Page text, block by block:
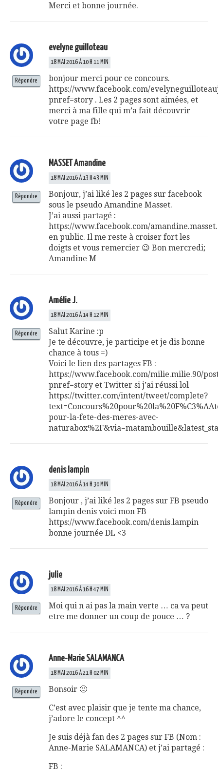
Merci et bonne journée.
evelyne guilloteau
18 MAI 2016 À 10 H 11 MIN
bonjour merci pour ce concours.
https://www.facebook.com/
pnref=story . Les 2 pages sont aimées, et
merci à ma fille qui m’a fait découvrir
votre page fb!
Répondre
MASSET Amandine
18 MAI 2016 À 13 H 43 MIN
Bonjour, j’ai liké les 2 pages sur facebook
sous le pseudo Amandine Masset.
J’ai aussi partagé :
https://www.facebook.com/
en public. Il me reste à croiser fort les
doigts et vous remercier 😉 Bon mercredi;
Amandine M
Répondre
Amélie J.
18 MAI 2016 À 14 H 12 MIN
Salut Karine :p
Je te découvre, je participe et je dis bonne
chance à tous =)
Voici le lien des partages FB :
https://www.facebook.com/milie.milie.90/
pnref=story et Twitter si j’ai réussi lol
https://twitter.com/intent/tweet/complete?
pour-la-fete-des-meres-avec-
Répondre
denis lampin
18 MAI 2016 À 14 H 30 MIN
Bonjour , j’ai liké les 2 pages sur FB pseudo
lampin denis voici mon FB
https://www.facebook.com/denis.lampin
bonne journée DL <3
Répondre
julie
18 MAI 2016 À 16 H 47 MIN
Moi qui n ai pas la main verte … ca va peut
etre me donner un coup de pouce … ?
Répondre
Anne-Marie SALAMANCA
18 MAI 2016 À 21 H 02 MIN
Bonsoir 🙂
C’est avec plaisir que je tente ma chance,
j’adore le concept ^^
Je suis déjà fan des 2 pages sur FB (Nom :
Anne-Marie SALAMANCA) et j’ai partagé :
FB :
Répondre